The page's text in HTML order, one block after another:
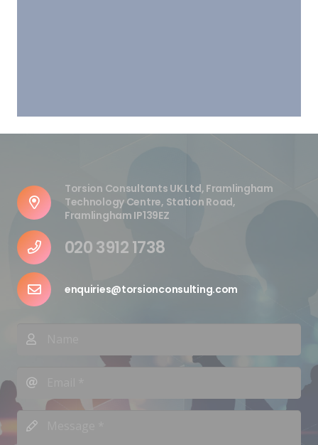
Torsion Consultants UK Ltd, Framlingham
Technology Centre, Station Road,
Framlingham IP139EZ
020 3912 1738
enquiries@torsionconsulting.com